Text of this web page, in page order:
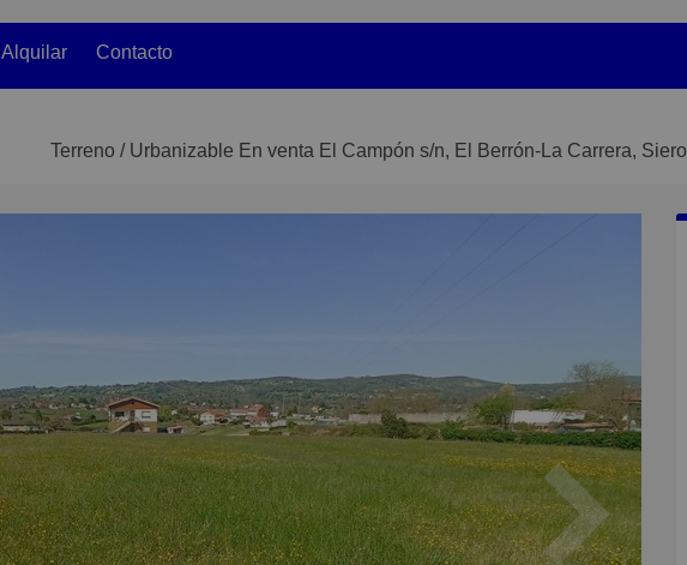
Alquilar Contacto
Terreno / Urbanizable En venta El Campón s/n, El Berrón-La Carrera, Siero